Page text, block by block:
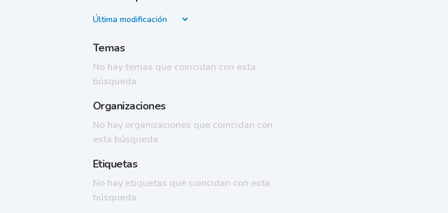
Temas
No hay temas que coincidan con esta
búsqueda
Organizaciones
No hay organizaciones que coincidan con
esta búsqueda
Etiquetas
No hay etiquetas que coincidan con esta
búsqueda